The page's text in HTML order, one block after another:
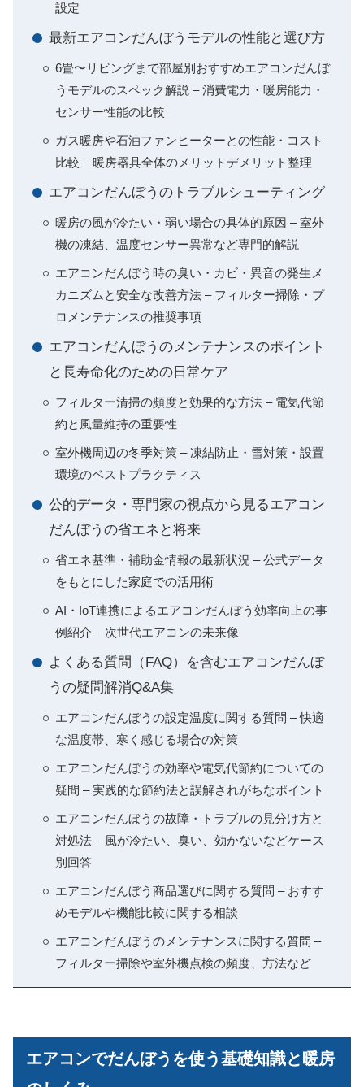
設定
最新エアコンだんぼうモデルの性能と選び方
6畳〜リビングまで部屋別おすすめエアコンだんぼ
うモデルのスペック解説 – 消費電力・暖房能力・
センサー性能の比較
ガス暖房や石油ファンヒーターとの性能・コスト
比較 – 暖房器具全体のメリットデメリット整理
エアコンだんぼうのトラブルシューティング
暖房の風が冷たい・弱い場合の具体的原因 – 室外
機の凍結、温度センサー異常など専門的解説
エアコンだんぼう時の臭い・カビ・異音の発生メ
カニズムと安全な改善方法 – フィルター掃除・プ
ロメンテナンスの推奨事項
エアコンだんぼうのメンテナンスのポイント
と長寿命化のための日常ケア
フィルター清掃の頻度と効果的な方法 – 電気代節
約と風量維持の重要性
室外機周辺の冬季対策 – 凍結防止・雪対策・設置
環境のベストプラクティス
公的データ・専門家の視点から見るエアコン
だんぼうの省エネと将来
省エネ基準・補助金情報の最新状況 – 公式データ
をもとにした家庭での活用術
AI・IoT連携によるエアコンだんぼう効率向上の事
例紹介 – 次世代エアコンの未来像
よくある質問（FAQ）を含むエアコンだんぼ
うの疑問解消Q&A集
エアコンだんぼうの設定温度に関する質問 – 快適
な温度帯、寒く感じる場合の対策
エアコンだんぼうの効率や電気代節約についての
疑問 – 実践的な節約法と誤解されがちなポイント
エアコンだんぼうの故障・トラブルの見分け方と
対処法 – 風が冷たい、臭い、効かないなどケース
別回答
エアコンだんぼう商品選びに関する質問 – おすす
めモデルや機能比較に関する相談
エアコンだんぼうのメンテナンスに関する質問 –
フィルター掃除や室外機点検の頻度、方法など
エアコンでだんぼうを使う基礎知識と暖房